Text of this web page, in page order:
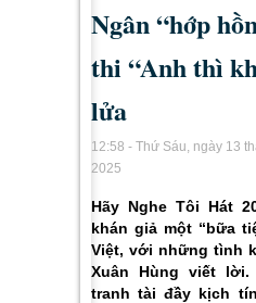
Ngân “hớp
thi “Anh thì
lửa
12:58 - Thứ Sáu, ngày 13
2025
Hãy Nghe Tôi Hát
khán giả một “bữa
Việt, với những tình
Xuân Hùng viết lời.
tranh tài đầy kịch